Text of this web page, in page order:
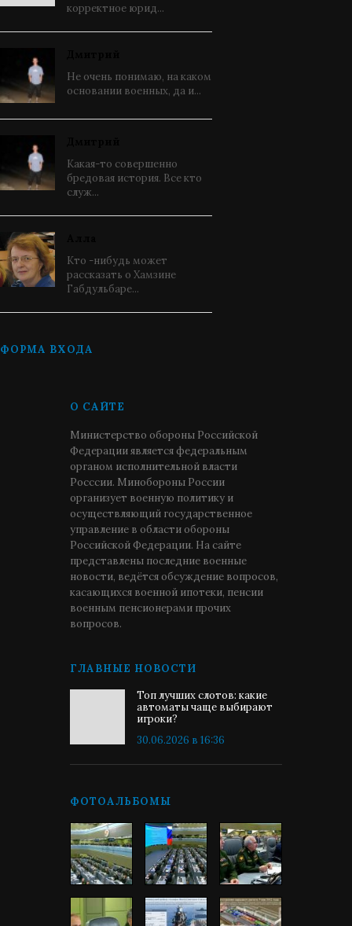
корректное юрид...
Не очень понимаю, на каком
основании военных, да и...
Какая-то совершенно
бредовая история. Все кто
служ...
Кто -нибудь может
рассказать о Хамзине
Габдульбаре...
ФОРМА ВХОДА
О САЙТЕ
Министерство обороны Российской
Федерации является федеральным
органом исполнительной власти
Росссии. Минобороны России
организует военную политику и
осуществляющий государственное
управление в области обороны
Российской Федерации. На сайте
представлены последние военные
новости, ведётся обсуждение вопросов,
касающихся военной ипотеки, пенсии
военным пенсионерами прочих
вопросов.
ГЛАВНЫЕ НОВОСТИ
Топ лучших слотов: какие
автоматы чаще выбирают
игроки?
30.06.2026 в 16:36
ФОТОАЛЬБОМЫ